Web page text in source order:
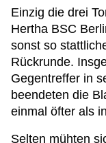
Einzig die drei
Hertha BSC
sonst so
Rückrunde.
Gegentreffer in
beendeten die
einmal öfter als
Selten mühten